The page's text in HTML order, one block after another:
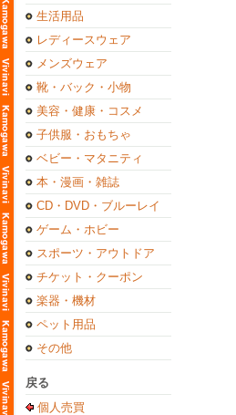
生活用品
レディースウェア
メンズウェア
靴・バック・小物
美容・健康・コスメ
子供服・おもちゃ
ベビー・マタニティ
本・漫画・雑誌
CD・DVD・ブルーレイ
ゲーム・ホビー
スポーツ・アウトドア
チケット・クーポン
楽器・機材
ペット用品
その他
戻る
個人売買